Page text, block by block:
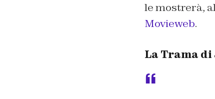
le mostrerà,
Movieweb.
La Trama di